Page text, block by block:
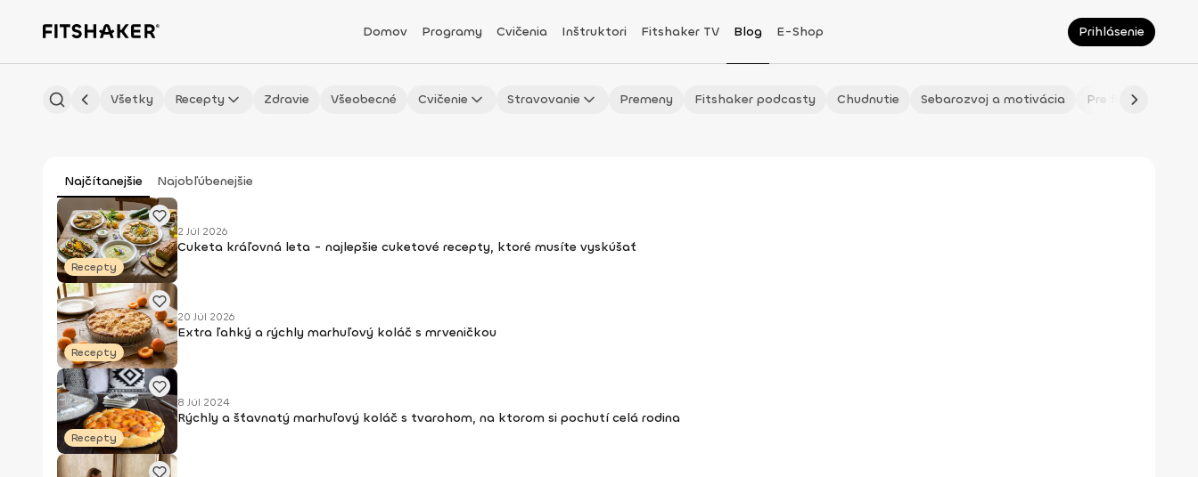
Domov Programy Cvičenia Inštruktori Fitshaker TV Blog E-Shop Prihlásenie
Všetky Recepty Zdravie Všeobecné Cvičenie Stravovanie Premeny Fitshaker podcasty Chudnutie Sebarozvoj a motivácia Pre fitmaminky
Najčítanejšie Najobľúbenejšie
Recepty
2 Júl 2026
Cuketa kráľovná leta - najlepšie cuketové recepty, ktoré musíte vyskúšať
Recepty
20 Júl 2026
Extra ľahký a rýchly marhuľový koláč s mrveničkou
Recepty
8 Júl 2024
Rýchly a šťavnatý marhuľový koláč s tvarohom, na ktorom si pochutí celá rodina